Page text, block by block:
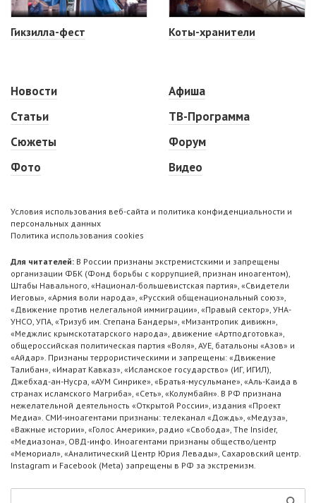
Гикзилла-фест Коты-хранители
Новости
Статьи
Сюжеты
Фото
Афиша
ТВ-Программа
Форум
Видео
Условия использования веб-сайта и политика конфиденциальности и
персональных данных
Политика использования cookies
Для читателей: В России признаны экстремистскими и запрещены
организации ФБК (Фонд борьбы с коррупцией, признан иноагентом),
Штабы Навального, «Национал-большевистская партия», «Свидетели
Иеговы», «Армия воли народа», «Русский общенациональный союз»,
«Движение против нелегальной иммиграции», «Правый сектор», УНА-
УНСО, УПА, «Тризуб им. Степана Бандеры», «Мизантропик дивижн»,
«Меджлис крымскотатарского народа», движение «Артподготовка»,
общероссийская политическая партия «Воля», АУЕ, батальоны «Азов» и
«Айдар». Признаны террористическими и запрещены: «Движение
Талибан», «Имарат Кавказ», «Исламское государство» (ИГ, ИГИЛ),
Джебхад-ан-Нусра, «АУМ Синрике», «Братья-мусульмане», «Аль-Каида в
странах исламского Магриба», «Сеть», «Колумбайн». В РФ признана
нежелательной деятельность «Открытой России», издания «Проект
Медиа». СМИ-иноагентами признаны: телеканал «Дождь», «Медуза»,
«Важные истории», «Голос Америки», радио «Свобода», The Insider,
«Медиазона», ОВД-инфо. Иноагентами признаны общество/центр
«Мемориал», «Аналитический Центр Юрия Левады», Сахаровский центр.
Instagram и Facebook (Metа) запрещены в РФ за экстремизм.